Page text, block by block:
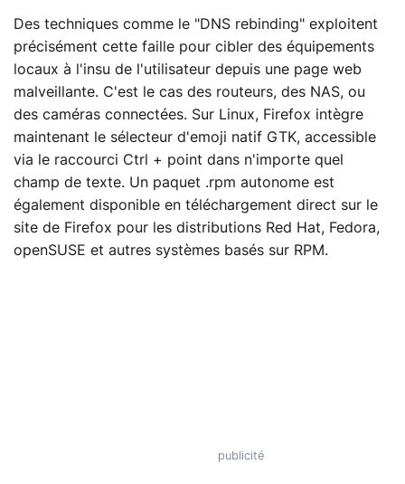
Des techniques comme le "DNS rebinding" exploitent
précisément cette faille pour cibler des équipements
locaux à l'insu de l'utilisateur depuis une page web
malveillante. C'est le cas des routeurs, des NAS, ou
des caméras connectées. Sur Linux, Firefox intègre
maintenant le sélecteur d'emoji natif GTK, accessible
via le raccourci Ctrl + point dans n'importe quel
champ de texte. Un paquet .rpm autonome est
également disponible en téléchargement direct sur le
site de Firefox pour les distributions Red Hat, Fedora,
openSUSE et autres systèmes basés sur RPM.